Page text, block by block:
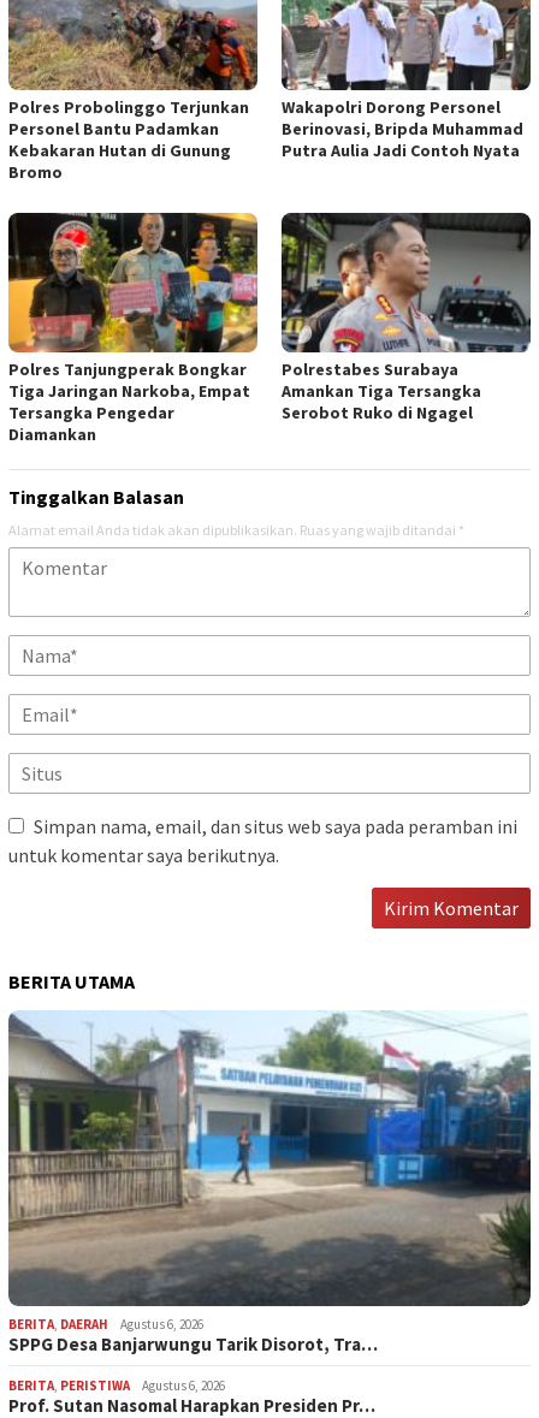
Polres Probolinggo Terjunkan
Personel Bantu Padamkan
Kebakaran Hutan di Gunung
Bromo
Wakapolri Dorong Personel
Berinovasi, Bripda Muhammad
Putra Aulia Jadi Contoh Nyata
Polres Tanjungperak Bongkar
Tiga Jaringan Narkoba, Empat
Tersangka Pengedar
Diamankan
Polrestabes Surabaya
Amankan Tiga Tersangka
Serobot Ruko di Ngagel
Tinggalkan Balasan
Alamat email Anda tidak akan dipublikasikan. Ruas yang wajib ditandai *
Simpan nama, email, dan situs web saya pada peramban ini
untuk komentar saya berikutnya.
BERITA UTAMA
BERITA, DAERAH Agustus 6, 2026
SPPG Desa Banjarwungu Tarik Disorot, Tra…
BERITA, PERISTIWA Agustus 6, 2026
Prof. Sutan Nasomal Harapkan Presiden Pr…